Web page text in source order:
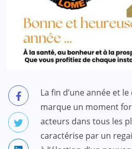
La fin d’une année et
marque un moment
acteurs dans tous les
caractérise par un